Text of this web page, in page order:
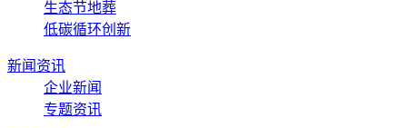
生态节地葬
低碳循环创新
新闻资讯
企业新闻
专题资讯